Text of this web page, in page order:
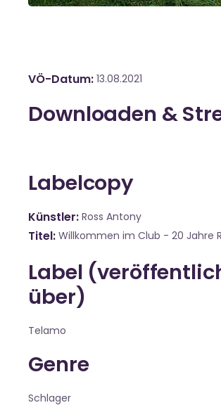
VÖ-Datum 13.08.2021
Downloaden &
Labelcopy
Künstler Ross Antony
Titel Willkommen im Club - 20 Jahre
Label
über)
Telamo
Genre
Schlager